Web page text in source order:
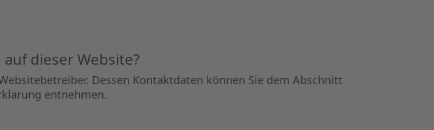
dieser Website?
Dessen Kontaktdaten können Sie dem Abschnitt
entnehmen.